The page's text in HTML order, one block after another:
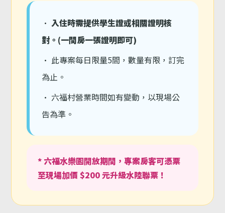
• 入住時需提供學生證或相關證明核
對。(一間房一張證明即可)
• 此專案每日限量5間，數量有限，訂完
為止。
• 六福村營業時間如有變動，以現場公
告為準。
* 六福水樂園開放期間，專案房客可憑票
至現場加價 $200 元升級水陸聯票！